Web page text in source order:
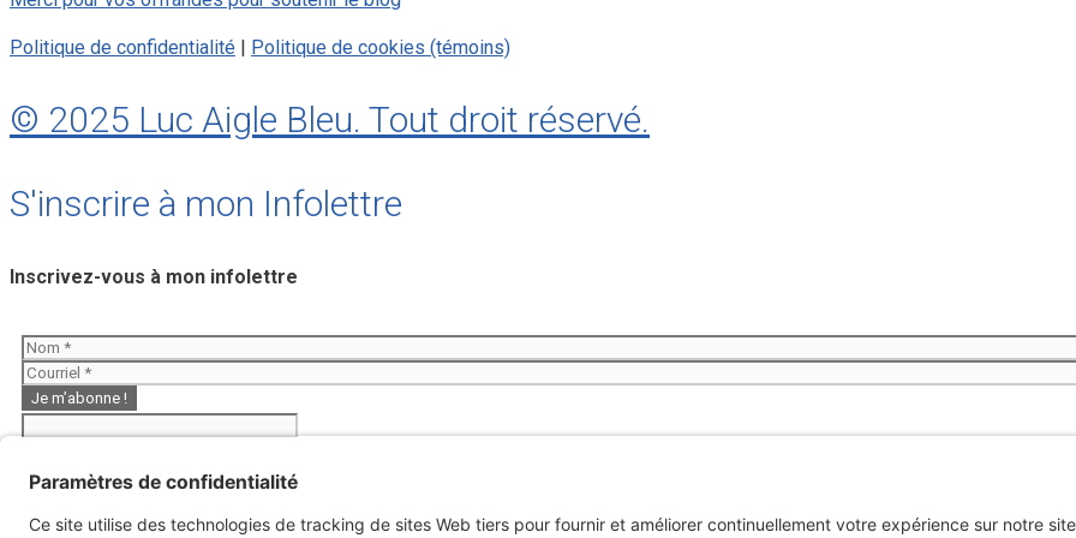
Politique de confidentialité Politique de cookies (témoins)
© 2025 Luc Aigle Bleu. Tout droit réservé.
S'inscrire à mon Infolettre
Inscrivez-vous à mon infolettre
Aigle Bleu